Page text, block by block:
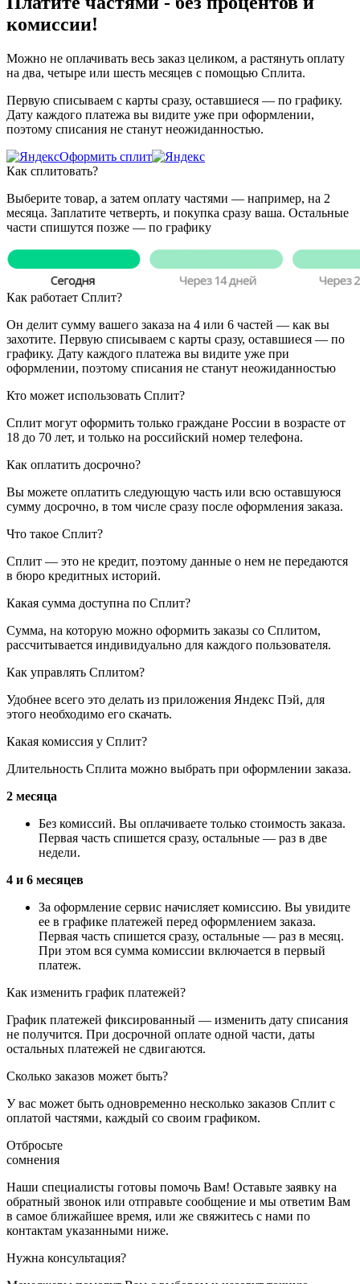
комиссии!
Можно не оплачивать весь заказ целиком, а растянуть оплату
на два, четыре или шесть месяцев с помощью Сплита.
Первую списываем с карты сразу, оставшиеся — по графику.
Дату каждого платежа вы видите уже при оформлении,
поэтому списания не станут неожиданностью.
Оформить сплит
Как сплитовать?
Выберите товар, а затем оплату частями — например, на 2
месяца. Заплатите четверть, и покупка сразу ваша. Остальные
части спишутся позже — по графику
Как работает Сплит?
Он делит сумму вашего заказа на 4 или 6 частей — как вы
захотите. Первую списываем с карты сразу, оставшиеся — по
графику. Дату каждого платежа вы видите уже при
оформлении, поэтому списания не станут неожиданностью
Кто может использовать Сплит?
Сплит могут оформить только граждане России в возрасте от
18 до 70 лет, и только на российский номер телефона.
Как оплатить досрочно?
Вы можете оплатить следующую часть или всю оставшуюся
сумму досрочно, в том числе сразу после оформления заказа.
Что такое Сплит?
Сплит — это не кредит, поэтому данные о нем не передаются
в бюро кредитных историй.
Какая сумма доступна по Сплит?
Сумма, на которую можно оформить заказы со Сплитом,
рассчитывается индивидуально для каждого пользователя.
Как управлять Сплитом?
Удобнее всего это делать из приложения Яндекс Пэй, для
этого необходимо его скачать.
Какая комиссия у Сплит?
Длительность Сплита можно выбрать при оформлении заказа.
2 месяца
Без комиссий. Вы оплачиваете только стоимость заказа.
Первая часть спишется сразу, остальные — раз в две
недели.
4 и 6 месяцев
За оформление сервис начисляет комиссию. Вы увидите
ее в графике платежей перед оформлением заказа.
Первая часть спишется сразу, остальные — раз в месяц.
При этом вся сумма комиссии включается в первый
платеж.
Как изменить график платежей?
График платежей фиксированный — изменить дату списания
не получится. При досрочной оплате одной части, даты
остальных платежей не сдвигаются.
Сколько заказов может быть?
У вас может быть одновременно несколько заказов Сплит с
оплатой частями, каждый со своим графиком.
Отбросьте
сомнения
Наши специалисты готовы помочь Вам! Оставьте заявку на
обратный звонок или отправьте сообщение и мы ответим Вам
в самое ближайшее время, или же свяжитесь с нами по
контактам указанными ниже.
Нужна консультация?